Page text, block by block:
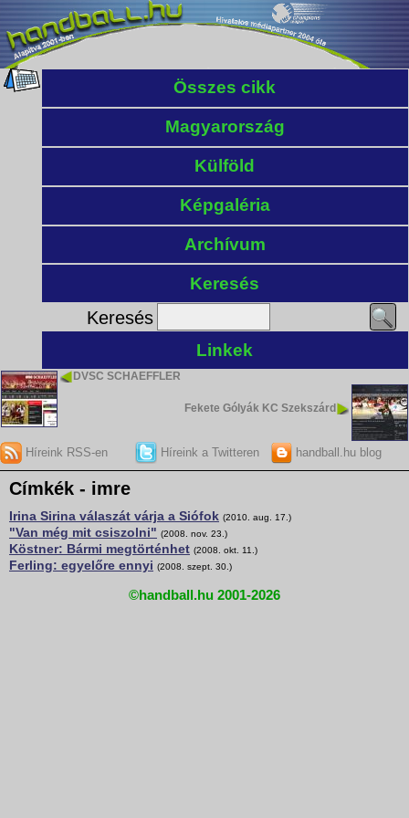
Összes cikk
Magyarország
Külföld
Képgaléria
Archívum
Keresés
Keresés
Linkek
DVSC SCHAEFFLER
Fekete Gólyák KC Szekszárd
Híreink RSS-en Híreink a Twitteren handball.hu blog
Címkék - imre
Irina Sirina válaszát várja a Siófok (2010. aug. 17.)
"Van még mit csiszolni" (2008. nov. 23.)
Köstner: Bármi megtörténhet (2008. okt. 11.)
Ferling: egyelőre ennyi (2008. szept. 30.)
©handball.hu 2001-2026